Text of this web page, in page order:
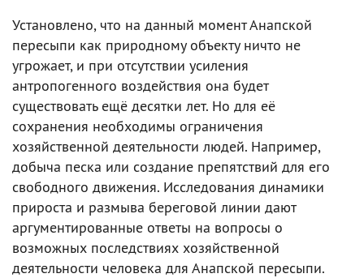
Установлено, что на данный момент Анапской
пересыпи как природному объекту ничто не
угрожает, и при отсутствии усиления
антропогенного воздействия она будет
существовать ещё десятки лет. Но для её
сохранения необходимы ограничения
хозяйственной деятельности людей. Например,
добыча песка или создание препятствий для его
свободного движения. Исследования динамики
прироста и размыва береговой линии дают
аргументированные ответы на вопросы о
возможных последствиях хозяйственной
деятельности человека для Анапской пересыпи.